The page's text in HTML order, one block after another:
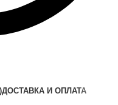
ДОСТАВКА И ОПЛАТА